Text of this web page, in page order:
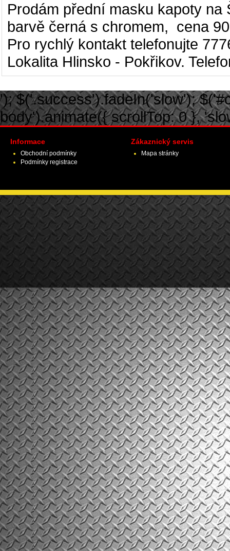
Prodám přední masku kapoty
barvě černá s chromem, cena
Pro rychlý kontakt telefonujte
Lokalita Hlinsko - Pokřikov.
'); $('.success').fadeIn('slow');
body').animate({ scrollTop: 0 },
Informace
Obchodní podmínky
Podmínky registrace
Zákaznický servis
Mapa stránky